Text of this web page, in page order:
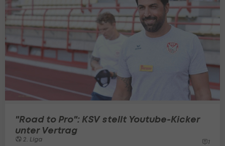
"Road to Pro": KSV stellt Youtube-Kicker
unter Vertrag
2. Liga 1